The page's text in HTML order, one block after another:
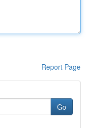
Report Page
Go